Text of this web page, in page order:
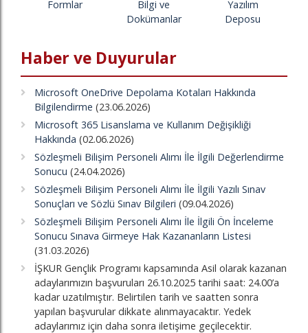
Formlar
Bilgi ve
Dokümanlar
Yazılım
Deposu
Haber ve Duyurular
Microsoft OneDrive Depolama Kotaları Hakkında
Bilgilendirme (23.06.2026)
Microsoft 365 Lisanslama ve Kullanım Değişikliği
Hakkında (02.06.2026)
Sözleşmeli Bilişim Personeli Alımı İle İlgili Değerlendirme
Sonucu (24.04.2026)
Sözleşmeli Bilişim Personeli Alımı İle İlgili Yazılı Sınav
Sonuçları ve Sözlü Sınav Bilgileri (09.04.2026)
Sözleşmeli Bilişim Personeli Alımı İle İlgili Ön İnceleme
Sonucu Sınava Girmeye Hak Kazananların Listesi
(31.03.2026)
İŞKUR Gençlik Programı kapsamında Asil olarak kazanan
adaylarımızın başvuruları 26.10.2025 tarihi saat: 24.00’a
kadar uzatılmıştır. Belirtilen tarih ve saatten sonra
yapılan başvurular dikkate alınmayacaktır. Yedek
adaylarımız için daha sonra iletişime geçilecektir.